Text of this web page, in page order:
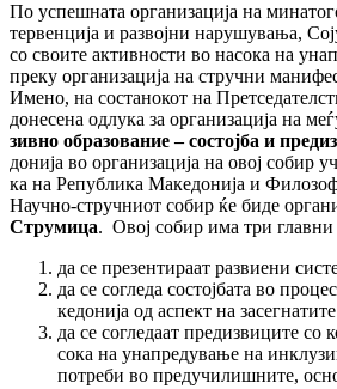
По успешната организација на
тервенција и развојни нарушувања,
со своите активности во насока на
преку организација на стручни
Имено, на состанокот на
до­несена одлука за организација на
зив­но образование – состојба и
донија во организација на овој собир
ка на Република Македонија и
Науч­но-стручниот собир ќе биде
Струмица. Овој собир има три главни
да се презентираат развиени
да се согледа состојбата во
кедонија од аспект на
да се согледаат предизвиците
сока на унапредување на
потреби во предучилишните,